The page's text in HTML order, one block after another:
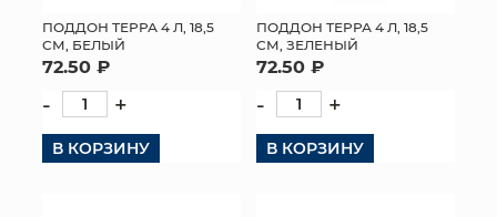
ПОДДОН ТЕРРА 4 Л, 18,5
СМ, БЕЛЫЙ
72.50 ₽
- +
В КОРЗИНУ
ПОДДОН ТЕРРА 4 Л, 18,5
СМ, ЗЕЛЕНЫЙ
72.50 ₽
- +
В КОРЗИНУ